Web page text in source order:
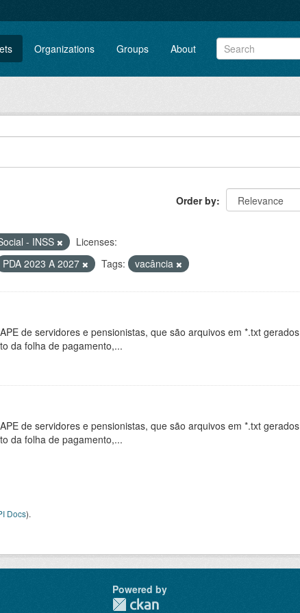
Organizations Groups About
Order by
- INSS
Licenses:
PDA 2023 A 2027 Tags: vacância
de servidores e pensionistas, que são arquivos em *.txt gerados
da folha de pagamento,...
de servidores e pensionistas, que são arquivos em *.txt gerados
da folha de pagamento,...
Docs).
Powered by